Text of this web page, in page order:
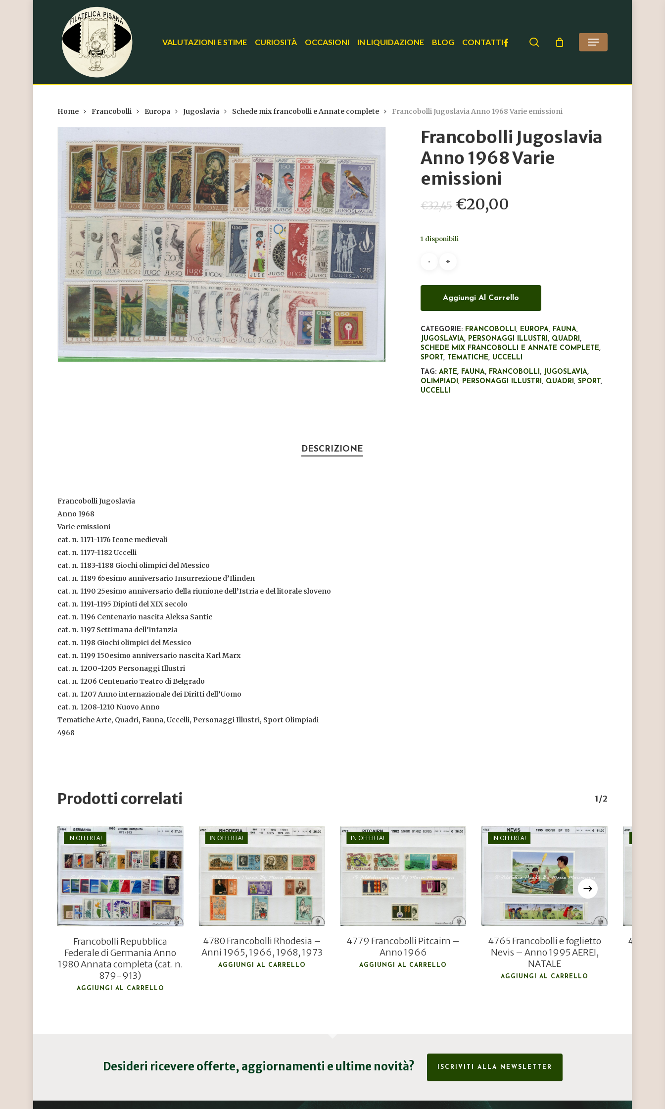
Hit enter to search or ESC to close
VALUTAZIONI E STIME CURIOSITÀ OCCASIONI IN LIQUIDAZIONE BLOG CONTATTIFACEBOOK search Menu
Home Francobolli Europa Jugoslavia Schede mix francobolli e Annate complete Francobolli Jugoslavia Anno 1968 Varie emissioni
Francobolli Jugoslavia
Anno 1968 Varie
emissioni
€32,45 Il
prezzo
originale
€20,00
1 disponibili
Aggiungi Al Carrello
CATEGORIE: FRANCOBOLLI, EUROPA, FAUNA,
JUGOSLAVIA, PERSONAGGI ILLUSTRI, QUADRI,
SCHEDE MIX FRANCOBOLLI E ANNATE COMPLETE,
SPORT, TEMATICHE, UCCELLI
TAG:ARTE, FAUNA, FRANCOBOLLI, JUGOSLAVIA,
OLIMPIADI, PERSONAGGI ILLUSTRI, QUADRI,SPORT,
UCCELLI
DESCRIZIONE
Francobolli Jugoslavia
Anno 1968
Varie emissioni
cat. n. 1171-1176 Icone medievali
cat. n. 1177-1182 Uccelli
cat. n. 1183-1188 Giochi olimpici del Messico
cat. n. 1189 65esimo anniversario Insurrezione d’Ilinden
cat. n. 1190 25esimo anniversario della riunione dell’Istria e del litorale sloveno
cat. n. 1191-1195 Dipinti del XIX secolo
cat. n. 1196 Centenario nascita Aleksa Santic
cat. n. 1197 Settimana dell’infanzia
cat. n. 1198 Giochi olimpici del Messico
cat. n. 1199 150esimo anniversario nascita Karl Marx
cat. n. 1200-1205 Personaggi Illustri
cat. n. 1206 Centenario Teatro di Belgrado
cat. n. 1207 Anno internazionale dei Diritti dell’Uomo
cat. n. 1208-1210 Nuovo Anno
Tematiche Arte, Quadri, Fauna, Uccelli, Personaggi Illustri, Sport Olimpiadi
4968
Prodotti correlati 1/2
IN OFFERTA!
€46,80
€31,50
Francobolli Repubblica
Federale di Germania Anno
1980 Annata completa (cat. n.
879-913)
AGGIUNGI AL CARRELLO
IN OFFERTA!
€26,00
€18,00
4780 Francobolli Rhodesia –
Anni 1965, 1966, 1968, 1973
AGGIUNGI AL CARRELLO
IN OFFERTA!
€36,00
€26,00
4779 Francobolli Pitcairn –
Anno 1966
AGGIUNGI AL CARRELLO
IN OFFERTA!
€11,00
€8,00
4765 Francobolli e foglietto
Nevis – Anno 1995 AEREI,
NATALE
AGGIUNGI AL CARRELLO
4781
Desideri ricevere offerte, aggiornamenti e ultime novità? ISCRIVITI ALLA NEWSLETTER